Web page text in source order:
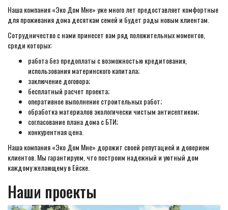
Наша компания «Эко Дом Мне» уже много лет предоставляет комфортные
для проживания дома десяткам семей и будет рады новым клиентам.
Сотрудничество с нами принесет вам ряд положительных моментов,
среди которых:
работа без предоплаты с возможностью кредитования,
использования материнского капитала;
заключение договора;
бесплатный расчет проекта;
оперативное выполнение строительных работ;
обработка материалов экологически чистым антисептиком;
согласование плана дома с БТИ;
конкурентная цена.
Наша компания «Эко Дом Мне» дорожит своей репутацией и доверием
клиентов. Мы гарантируем, что построим надежный и уютный дом
каждому желающему в Ейске.
Наши проекты